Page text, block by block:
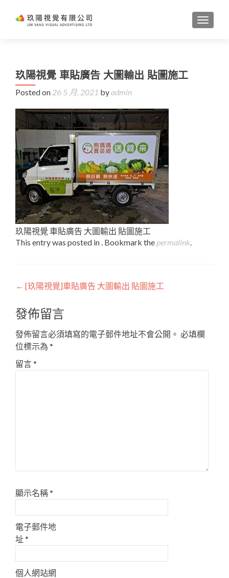
玖陽視覺 車貼廣告 大圖輸出 貼圖施工
Posted on 26 5 月, 2021 byadmin
玖陽視覺 車貼廣告 大圖輸出 貼圖施工
This entry was posted in . Bookmark the permalink.
Post
navigation
← [玖陽視覺]車貼廣告 大圖輸出 貼圖施工
發佈留言
發佈留言必須填寫的電子郵件地址不會公開。 必填欄
位標示為 *
留言*
顯示名稱*
電子郵件地
址*
個人網站網